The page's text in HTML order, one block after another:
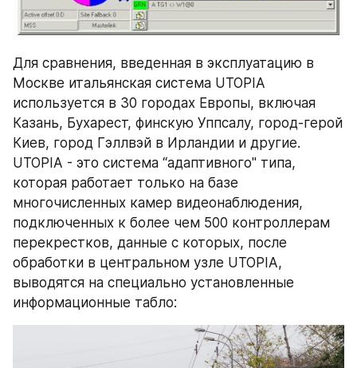
Для сравнения, введенная в эксплуатацию в
Москве итальянская система UTOPIA
используется в 30 городах Европы, включая
Казань, Бухарест, финскую Уппсалу, город-герой
Киев, город Гэллвэй в Ирландии и другие.
UTOPIA - это система “адаптивного" типа,
которая работает только на базе
многочисленных камер видеонаблюдения,
подключенных к более чем 500 контроллерам
перекрестков, данные с которых, после
обработки в центральном узле UTOPIA,
выводятся на специально установленные
информационные табло: